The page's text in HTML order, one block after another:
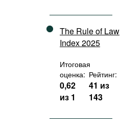
The Rule of Law
Index 2025
Итоговая
оценка:
0,62
из 1
Рейтинг:
41 из
143